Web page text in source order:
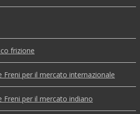
frizione
Freni per il mercato internazionale
Freni per il mercato indiano